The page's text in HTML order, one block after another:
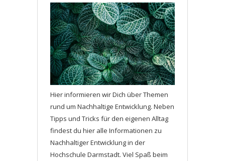
Hier informieren wir Dich über Themen
rund um Nachhaltige Entwicklung. Neben
Tipps und Tricks für den eigenen Alltag
findest du hier alle Informationen zu
Nachhaltiger Entwicklung in der
Hochschule Darmstadt. Viel Spaß beim